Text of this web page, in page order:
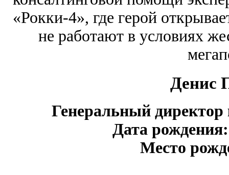
«Рокки-4», где герой
не работают в условиях
Денис
Генеральный
Дата рождения:
Место